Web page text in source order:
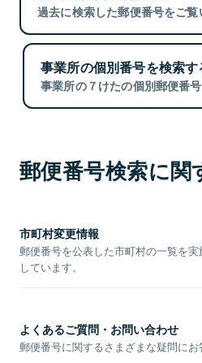
過去に検索した郵便番号をご覧
事業所の個別番号を検索す
事業所の７けたの個別郵便番号
郵便番号検索に関
市町村変更情報
郵便番号を公表した市町村の一覧を
しています。
よくあるご質問・お問い合わせ
郵便番号に関するさまざまな疑問にお